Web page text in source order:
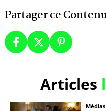
Partager ce
Articles
Médias